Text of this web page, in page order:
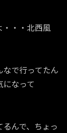
・・・北西風
で行ってたん
なって
んで、ちょっ